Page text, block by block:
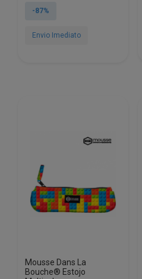
original
€7.73.
atual
€0.97.
-87%
Envio Imediato
Mousse Dans La
Bouche® Estojo